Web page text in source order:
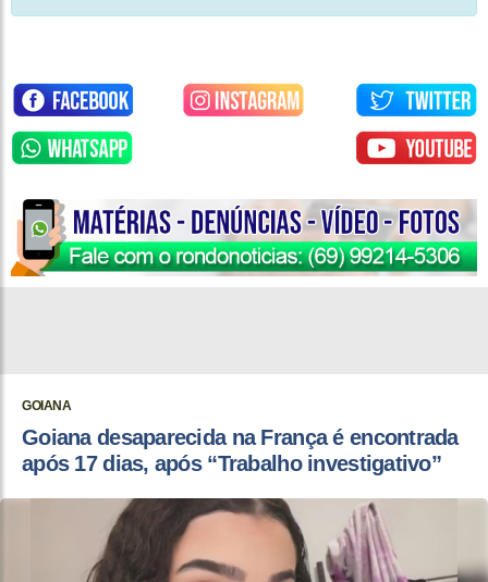
GOIANA
Goiana desaparecida na França é encontrada
após 17 dias, após “Trabalho investigativo”